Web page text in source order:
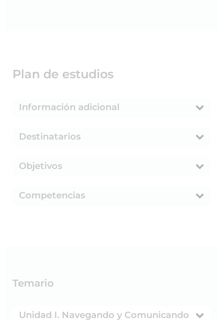
Plan de estudios
Información adicional
Destinatarios
Objetivos
Competencias
Temario
Unidad I. Navegando y Comunicando